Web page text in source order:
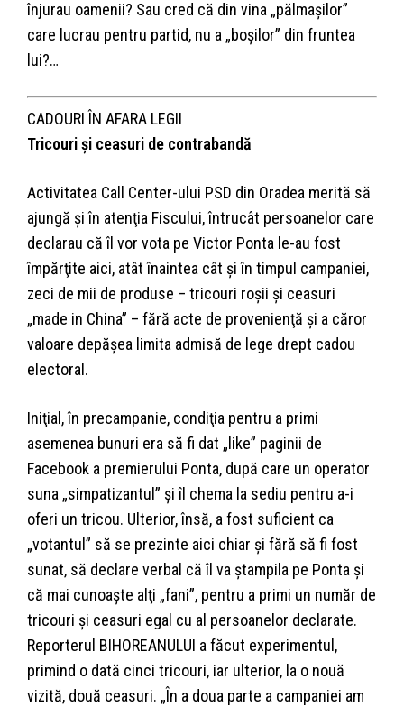
înjurau oamenii? Sau cred că din vina „pălmaşilor”
care lucrau pentru partid, nu a „boşilor” din fruntea
lui?…
CADOURI ÎN AFARA LEGII
Tricouri şi ceasuri de contrabandă
Activitatea Call Center-ului PSD din Oradea merită să
ajungă şi în atenţia Fiscului, întrucât persoanelor care
declarau că îl vor vota pe Victor Ponta le-au fost
împărţite aici, atât înaintea cât şi în timpul campaniei,
zeci de mii de produse – tricouri roşii şi ceasuri
„made in China” – fără acte de provenienţă şi a căror
valoare depăşea limita admisă de lege drept cadou
electoral.
Iniţial, în precampanie, condiţia pentru a primi
asemenea bunuri era să fi dat „like” paginii de
Facebook a premierului Ponta, după care un operator
suna „simpatizantul” şi îl chema la sediu pentru a-i
oferi un tricou. Ulterior, însă, a fost suficient ca
„votantul” să se prezinte aici chiar şi fără să fi fost
sunat, să declare verbal că îl va ştampila pe Ponta şi
că mai cunoaşte alţi „fani”, pentru a primi un număr de
tricouri şi ceasuri egal cu al persoanelor declarate.
Reporterul BIHOREANULUI a făcut experimentul,
primind o dată cinci tricouri, iar ulterior, la o nouă
vizită, două ceasuri. „În a doua parte a campaniei am